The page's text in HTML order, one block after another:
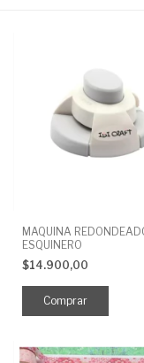
MAQUINA
ESQUINERO
$14.900,00